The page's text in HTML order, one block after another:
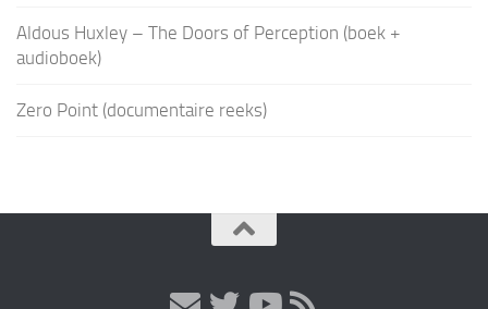
Aldous Huxley – The Doors of Perception (boek +
audioboek)
Zero Point (documentaire reeks)